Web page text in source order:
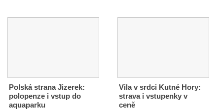
Polská strana Jizerek:
polopenze i vstup do
aquaparku
Vila v srdci Kutné Hory:
strava i vstupenky v
ceně